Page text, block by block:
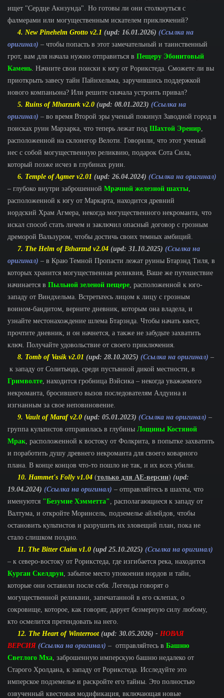
ищет "Сердце Акнзунда". Но готовы ли они столкнуться с
фалмерами или могущественным искателем приключений?
4. New Pinehelm Grotto v2.1 (upd: 16.01.2026) (Ссылка на
оригинал) – чтобы попасть в этот замечательный и таинственный
грот, вам для начала нужно отправиться в Пещеру Эбонитовый
Камень. Начните свои поиски к югу от Рорикстеда. Сможете ли вы
приоткрыть завесу тайн Пайнхельма, заручившись поддержкой
нового компаньона? Или решите сначала устроить привал?
5. Ruins of Mharzurk v2.0 (upd: 08.01.2023) (Ссылка на
оригинал) – во время Второй эры ученый покинул Заводной город в
поисках руин Марзарка, что теперь лежат под Шахтой Эренир,
расположенной на склонегор Велоти. Говорили, что этот ученый
нес с собой могущественную реликвию, подарок Сота Сила,
который позже исчез в глубинах руин.
6. Temple of Agmer v2.01 (upd: 26.04.2024) (Ссылка на оригинал)
– глубоко внутри заброшенной Мрачной железной шахты,
расположенной к югу от Маркарта, находится древний
нордский Храм Агмера, некогда могущественного некроманта, что
искал способ стать личем и заключил опасный договор с грозным
дреморой Вальзуром, чтобы достичь своих темных амбиций.
7. The Helm of Btharznd v2.04 (upd: 31.10.2025) (Ссылка на
оригинал) – в Краю Темной Пропасти лежат руины Бтарзнд Тиля, в
которых хранится могущественная реликвия, Ваше же путешествие
начинается в Пыльной зеленой пещере, расположенной к юго-
западу от Виндхельма. Встретьтесь лицом к лицу с грозным
воином-бандитом, верните дневник, которым она владела, и
узнайте местонахождение шлема Бтарзнда. Чтобы начать квест,
прочтите дневник, и он начнется, а также не забудьте захватить
ключ. Получайте удовольствие от своего приключения.
8. Tomb of Vasik v2.01 (upd: 28.10.2025) (Ссылка на оригинал) –
к западу от Солитьюда, среди пустынной дикой местности, в
Гримволте, находится гробница Вэйсика – некогда уважаемого
некроманта, бросившего вызов последователям Алдуина и
изгнанным за свое неповиновение.
9. Vault of Maraf v2.0 (upd: 05.01.2023) (Ссылка на оригинал) –
группа культистов отправилась в глубины Лощины Костяной
Мрак, расположенной к востоку от Фолкрита, в попытке захватить
и поработить душу древнего некроманта для своего коварного
плана. В конце концов что-то пошло не так, и их всех убили.
10. Hammet's Folly v1.04 (только для AE-версии) (upd:
19.04.2024) (Ссылка на оригинал) – отправляйтесь в шахты, что
именуются "Безумие Хэмметта", располагающиеся к западу от
Валтума, и откройте Моринсель, подземелье айлейдов, чтобы
остановить культистов и разрушить их зловещий план, пока не
стало слишком поздно.
11. The Bitter Claim v1.0 (upd 25.10.2025) (Ссылка на оригинал)
– к северо-востоку от Рорикстеда, где изгибается река, находится
Курган Скелдрун, забытое место упокоения нордов и тайн,
которые они оставили после себя. Легенды говорят о
могущественной реликвии, запечатанной в его склепах, о
сокровище, которое, как говорят, дарует безмерную силу любому,
кто осмелится претендовать на него.
12. The Heart of Winterroot (upd: 30.05.2026) - НОВАЯ
ВЕРСИЯ (Ссылка на оригинал) – отправляйтесь в Башню
Светлого Мха, заброшенную имперскую башню недалеко от
Старого Хролдана, к западу от Рорикстеда. Исследуйте это
имперское подземелье и раскройте его тайны. Это полностью
озвученный квестовая модификация, включающая новые